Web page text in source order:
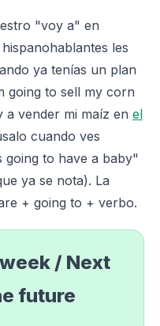
"voy a" en
les
ya tenías un plan
going to sell my corn
vender mi maíz en el
cuando ves
going to have a baby"
ya se nota). La
+ going to + verbo.
/ Next
future